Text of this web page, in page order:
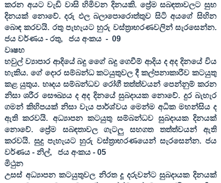
කරන අයට වැඩි වාසි හිමිවන දිනයකි. ප්‍රේම සබඳතාවලට සුභ
දිනයක් නොවේ. දරු ඵල බලාපොරොත්තුව සිටි අයගේ සිහින
බොඳ කරවයි. රතු පැහැයට හුරු වස්ත්‍රාභරණවලින් සැරසෙන්න.
ජය වර්ණය - රතු, ජය අංකය - 09
වෘෂභ
හවුල් ව්‍යාපාර ආදියේ බදු ගෙේ බදු ගෙවීම් ආදිය ද අද දිනයේ විය
හැකිය. ගේ දොර සම්බන්ධ කටයුතුවල දී කල්පනාකාරීව කටයුතු
කළ යුතුය. හෘදය සම්බන්ධව රෝගී තත්ත්වයන් පෙන්නුම් කරන
නිසා ශරීර සෞඛ්‍යය ද අද දිනයේ සුබදායක නොවේ. දුර බැහැර
ගමන් කිහිපයක් නිසා වැය පාර්ශ්වය මෙන්ම අධික මහන්සිය ද
ඇති කරවයි. අධ්‍යාපන කටයුතු සම්බන්ධව සුබදායක දිනයක්
නොවේ. ප්‍රේම සබඳතාවල ගැටලු සහගත තත්ත්වයන් ඇති
කරවයි. සුදු පැහැයට හුරු වස්ත්‍රාභරණයෙන් සැරසෙන්න. ජය
වර්ණය - නිල්, ජය අංකය - 05
මිථුන
උසස් අධ්‍යාපන කටයුතුවල නිරත දූ දරුවන්ට සුබදායක දිනයක්